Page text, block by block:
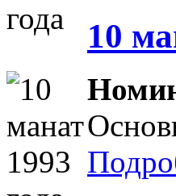
10